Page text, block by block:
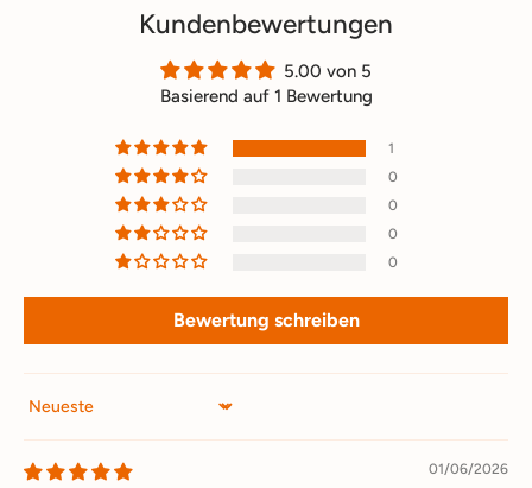
Kundenbewertungen
5.00 von 5
Basierend auf 1 Bewertung
1
0
0
0
0
Bewertung schreiben
Sort by
01/06/2026